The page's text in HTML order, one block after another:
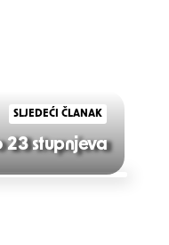
SLJEDEĆI ČLANAK
23 stupnjeva